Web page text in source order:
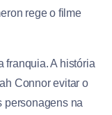
rege o filme
franquia. A história
Connor evitar o
personagens na